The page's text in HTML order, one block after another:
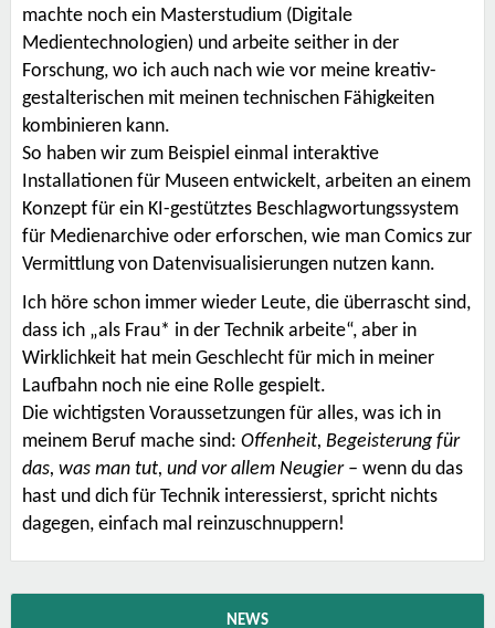
machte noch ein Masterstudium (Digitale
Medientechnologien) und arbeite seither in der
Forschung, wo ich auch nach wie vor meine kreativ-
gestalterischen mit meinen technischen Fähigkeiten
kombinieren kann.
So haben wir zum Beispiel einmal interaktive
Installationen für Museen entwickelt, arbeiten an einem
Konzept für ein KI-gestütztes Beschlagwortungssystem
für Medienarchive oder erforschen, wie man Comics zur
Vermittlung von Datenvisualisierungen nutzen kann.
Ich höre schon immer wieder Leute, die überrascht sind,
dass ich „als Frau* in der Technik arbeite“, aber in
Wirklichkeit hat mein Geschlecht für mich in meiner
Laufbahn noch nie eine Rolle gespielt.
Die wichtigsten Voraussetzungen für alles, was ich in
meinem Beruf mache sind: Offenheit, Begeisterung für
das, was man tut, und vor allem Neugier – wenn du das
hast und dich für Technik interessierst, spricht nichts
dagegen, einfach mal reinzuschnuppern!
NEWS